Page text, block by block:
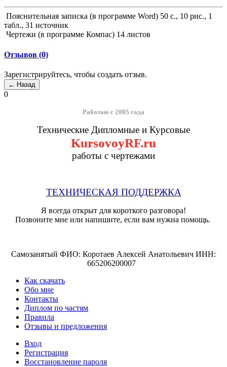
Пояснительная записка (в программе Word) 50 с., 10 рис., 1
табл., 31 источник
Чертежи (в программе Компас) 14 листов
Отзывов (0)
Зарегистрируйтесь, чтобы создать отзыв.
0
Работаю с 2005 года
Технические Дипломные и Курсовые
KursovoyRF.ru
работы с чертежами
ТЕХНИЧЕСКАЯ ПОДДЕРЖКА
Я всегда открыт для короткого разговора!
Позвоните мне или напишите, если вам нужна помощь.
Самозанятый ФИО: Коротаев Алексей Анатольевич ИНН:
665206200007
Как скачать
Обо мне
Контакты
Диплом по частям
Правила
Отзывы и предложения
Вход
Регистрация
Восстановление пароля